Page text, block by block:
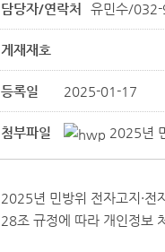
담당자/연락처 유민수/
게재재호
등록일 2025-01-17
첨부파일 2025년
2025년 민방위 전자고지·전
28조 규정에 따라 개인정보